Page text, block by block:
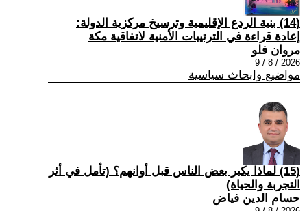
(14) بنية الردع الإقليمية وترسيخ مركزية الدولة:
إعادة قراءة في الترتيبات الأمنية لاتفاقية مكة
مروان فلو
2026 / 8 / 9
مواضيع وابحاث سياسية
(15) لماذا يكبر بعض الناس قبل أوانهم؟ (تأمل في أثر
التجربة والحياة)
حسام الدين فياض